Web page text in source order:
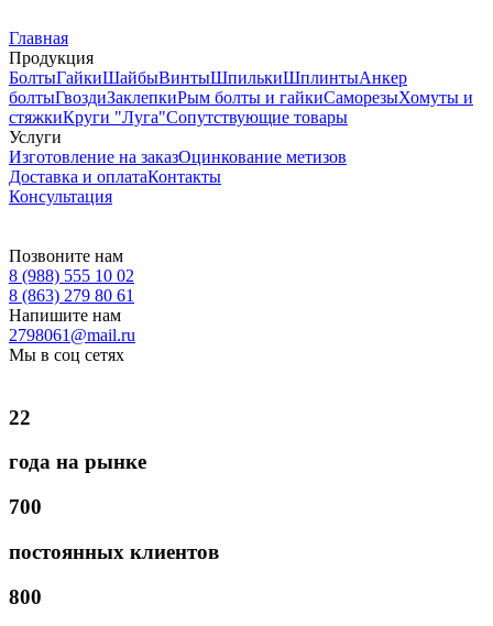
Главная
Продукция
БолтыГайкиШайбыВинтыШпилькиШплинтыАнкер
болтыГвоздиЗаклепкиРым болты и гайкиСаморезыХомуты и
стяжкиКруги "Луга"Сопутствующие товары
Услуги
Изготовление на заказОцинкование метизов
Доставка и оплатаКонтакты
Консультация
Позвоните нам
8 (988) 555 10 02
8 (863) 279 80 61
Напишите нам
2798061@mail.ru
Мы в соц сетях
22
года на рынке
700
постоянных клиентов
800